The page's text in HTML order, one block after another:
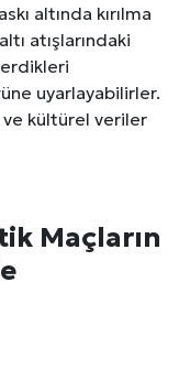
altında kırılma
atışlarındaki
uyarlayabilirler.
kültürel veriler
Maçların